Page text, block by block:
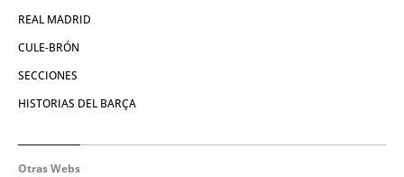
REAL MADRID
CULE-BRÓN
SECCIONES
HISTORIAS DEL BARÇA
Otras Webs